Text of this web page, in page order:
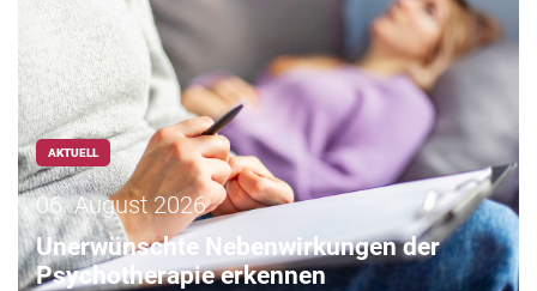
AKTUELL
06. August 2026
Unerwünschte Nebenwirkungen der
Psychotherapie erkennen